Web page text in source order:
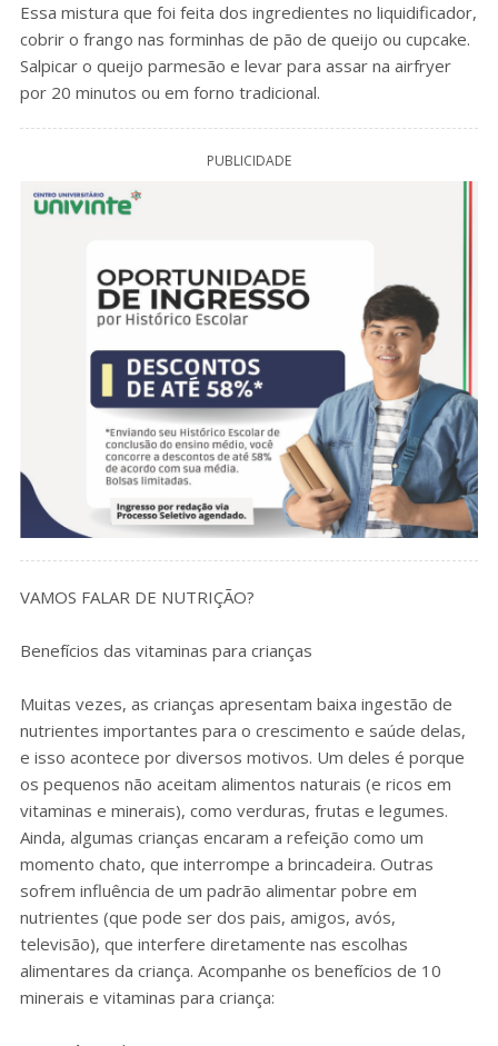
Essa mistura que foi feita dos ingredientes no liquidificador,
cobrir o frango nas forminhas de pão de queijo ou cupcake.
Salpicar o queijo parmesão e levar para assar na airfryer
por 20 minutos ou em forno tradicional.
PUBLICIDADE
VAMOS FALAR DE NUTRIÇÃO?
Benefícios das vitaminas para crianças
Muitas vezes, as crianças apresentam baixa ingestão de
nutrientes importantes para o crescimento e saúde delas,
e isso acontece por diversos motivos. Um deles é porque
os pequenos não aceitam alimentos naturais (e ricos em
vitaminas e minerais), como verduras, frutas e legumes.
Ainda, algumas crianças encaram a refeição como um
momento chato, que interrompe a brincadeira. Outras
sofrem influência de um padrão alimentar pobre em
nutrientes (que pode ser dos pais, amigos, avós,
televisão), que interfere diretamente nas escolhas
alimentares da criança. Acompanhe os benefícios de 10
minerais e vitaminas para criança: